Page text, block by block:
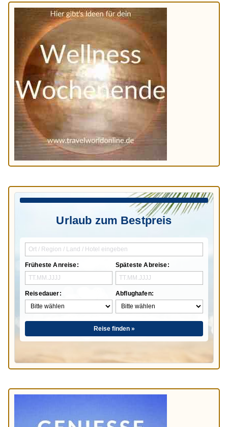
Urlaub zum Bestpreis
Früheste Anreise:
Reisedauer:
Späteste Abreise:
Abflughafen:
Reise finden »